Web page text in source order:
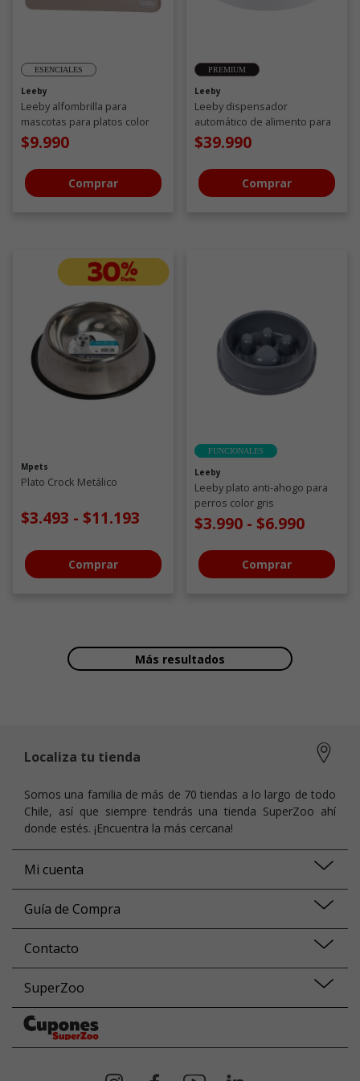
ESENCIALES
Leeby
Leeby alfombrilla para
mascotas para platos color
taupe
$9.990
Comprar
PREMIUM
Leeby
Leeby dispensador
automático de alimento para
perros 6 meal
$39.990
Comprar
Mpets
Plato Crock Metálico
$3.493 - $11.193
Comprar
FUNCIONALES
Leeby
Leeby plato anti-ahogo para
perros color gris
$3.990 - $6.990
Comprar
Más resultados
Localiza tu tienda
Somos una familia de más de 70 tiendas a lo largo de todo
Chile, así que siempre tendrás una tienda SuperZoo ahí
donde estés. ¡Encuentra la más cercana!
Mi cuenta
Guía de Compra
Contacto
SuperZoo